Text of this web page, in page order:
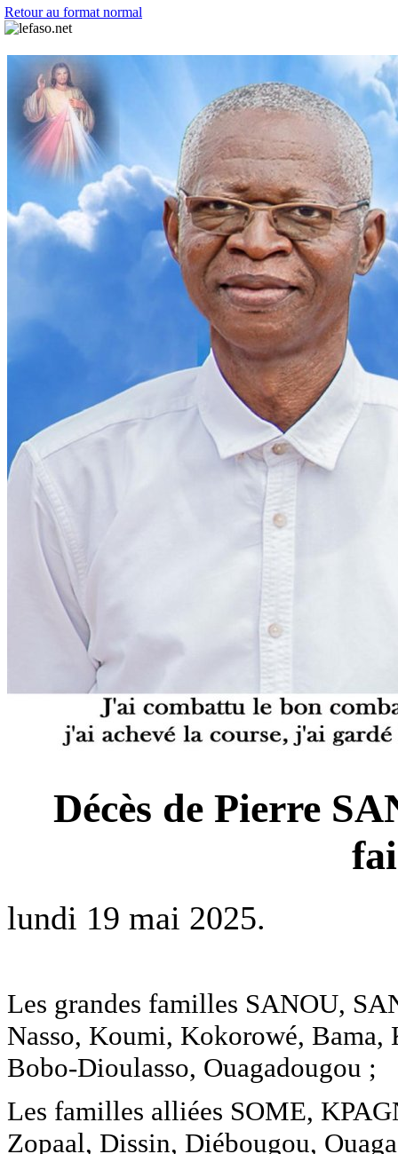
Retour au format normal
Décès de Pierre
lundi 19 mai 2025.
Les grandes familles SANOU,
Nasso, Koumi, Kokorowé, Bama,
Bobo-Dioulasso, Ouagadougou ;
Les familles alliées SOME,
Zopaal, Dissin, Diébougou,